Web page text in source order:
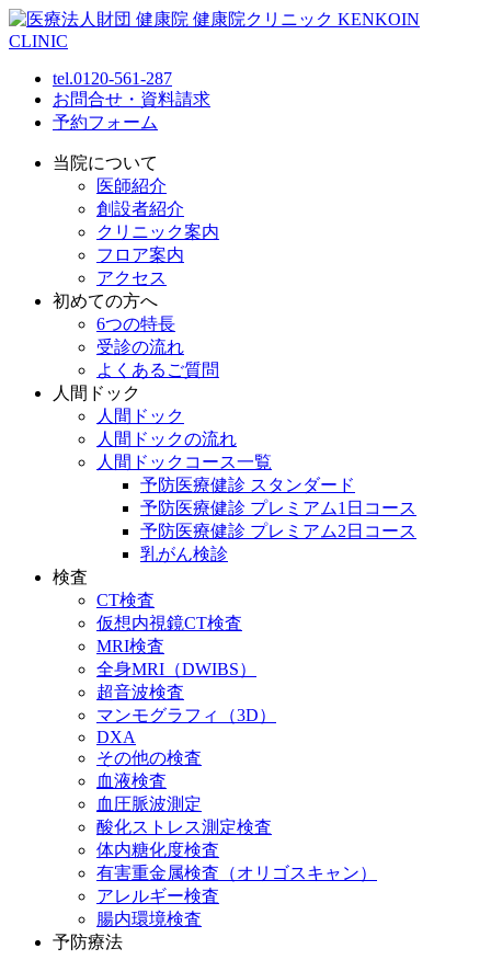
tel.0120-561-287
お問合せ・資料請求
予約フォーム
当院について
医師紹介
創設者紹介
クリニック案内
フロア案内
アクセス
初めての方へ
6つの特長
受診の流れ
よくあるご質問
人間ドック
人間ドック
人間ドックの流れ
人間ドックコース一覧
予防医療健診 スタンダード
予防医療健診 プレミアム1日コース
予防医療健診 プレミアム2日コース
乳がん検診
検査
CT検査
仮想内視鏡CT検査
MRI検査
全身MRI（DWIBS）
超音波検査
マンモグラフィ（3D）
DXA
その他の検査
血液検査
血圧脈波測定
酸化ストレス測定検査
体内糖化度検査
有害重金属検査（オリゴスキャン）
アレルギー検査
腸内環境検査
予防療法